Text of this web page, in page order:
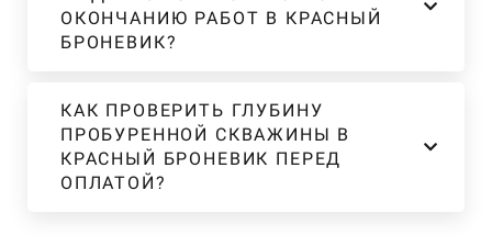
ОКОНЧАНИЮ РАБОТ В КРАСНЫЙ
БРОНЕВИК?
КАК ПРОВЕРИТЬ ГЛУБИНУ
ПРОБУРЕННОЙ СКВАЖИНЫ В
КРАСНЫЙ БРОНЕВИК ПЕРЕД
ОПЛАТОЙ?